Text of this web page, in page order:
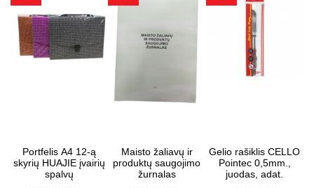
Portfelis A4 12-ą
skyrių HUAJIE įvairių
spalvų
Maisto žaliavų ir
produktų saugojimo
žurnalas
Gelio rašiklis CELLO
Pointec 0,5mm.,
juodas, adat.